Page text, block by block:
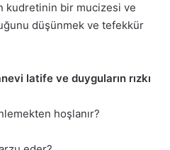
kudretinin bir mucizesi ve
düşünmek ve tefekkür
latife ve duyguların rızkı
hoşlanır?